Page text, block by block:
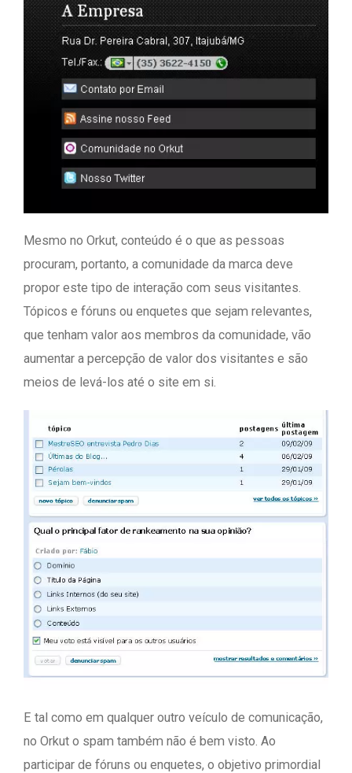
Mesmo no Orkut, conteúdo é o que as pessoas
procuram, portanto, a comunidade da marca deve
propor este tipo de interação com seus visitantes.
Tópicos e fóruns ou enquetes que sejam relevantes,
que tenham valor aos membros da comunidade, vão
aumentar a percepção de valor dos visitantes e são
meios de levá-los até o site em si.
E tal como em qualquer outro veículo de comunicação,
no Orkut o spam também não é bem visto. Ao
participar de fóruns ou enquetes, o objetivo primordial